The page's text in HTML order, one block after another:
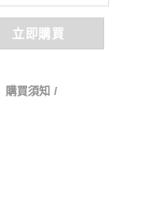
立即購買
購買須知 /